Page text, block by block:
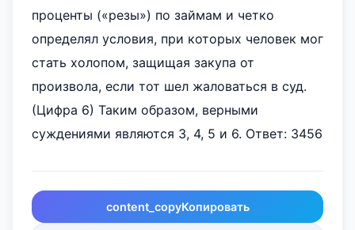
проценты («резы») по займам и четко
определял условия, при которых человек мог
стать холопом, защищая закупа от
произвола, если тот шел жаловаться в суд.
(Цифра 6) Таким образом, верными
суждениями являются 3, 4, 5 и 6. Ответ: 3456
content_copyКопировать